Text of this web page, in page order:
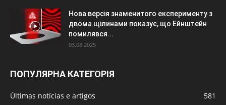
Нова версія знаменитого експерименту з
двома щілинами показує, що Ейнштейн
помилявся...
03.08.2025
ПОПУЛЯРНА КАТЕГОРІЯ
Últimas notícias e artigos 581